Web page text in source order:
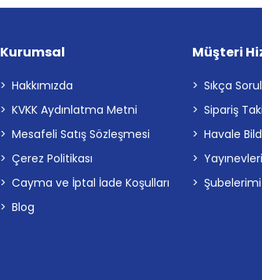
Kurumsal
Hakkımızda
KVKK Aydınlatma Metni
Mesafeli Satış Sözleşmesi
Çerez Politikası
Cayma ve İptal İade Koşulları
Blog
Müşteri
Sıkça
Sipariş
Havale
Yayınevleri